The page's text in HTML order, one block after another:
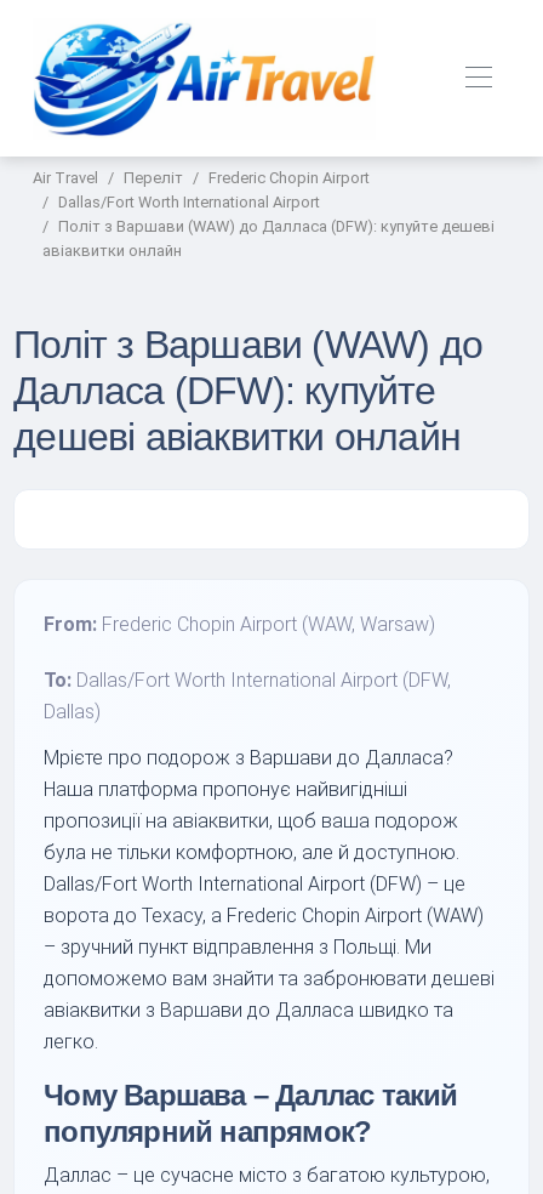
Air Travel Переліт
Frederic Chopin Airport
Dallas/Fort Worth International Airport
Політ з Варшави (WAW) до Далласа (DFW): купуйте дешеві
авіаквитки онлайн
Політ з Варшави (WAW) до
Далласа (DFW): купуйте
дешеві авіаквитки онлайн
From: Frederic Chopin Airport (WAW, Warsaw)
To: Dallas/Fort Worth International Airport (DFW,
Dallas)
Мрієте про подорож з Варшави до Далласа?
Наша платформа пропонує найвигідніші
пропозиції на авіаквитки, щоб ваша подорож
була не тільки комфортною, але й доступною.
Dallas/Fort Worth International Airport (DFW) – це
ворота до Техасу, а Frederic Chopin Airport (WAW)
– зручний пункт відправлення з Польщі. Ми
допоможемо вам знайти та забронювати дешеві
авіаквитки з Варшави до Далласа швидко та
легко.
Чому Варшава – Даллас такий
популярний напрямок?
Даллас – це сучасне місто з багатою культурою,